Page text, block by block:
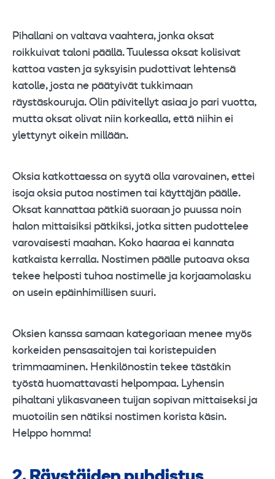
Pihallani on valtava vaahtera, jonka oksat
roikkuivat taloni päällä. Tuulessa oksat kolisivat
kattoa vasten ja syksyisin pudottivat lehtensä
katolle, josta ne päätyivät tukkimaan
räystäskouruja. Olin päivitellyt asiaa jo pari vuotta,
mutta oksat olivat niin korkealla, että niihin ei
ylettynyt oikein millään.
Oksia katkottaessa on syytä olla varovainen, ettei
isoja oksia putoa nostimen tai käyttäjän päälle.
Oksat kannattaa pätkiä suoraan jo puussa noin
halon mittaisiksi pätkiksi, jotka sitten pudottelee
varovaisesti maahan. Koko haaraa ei kannata
katkaista kerralla. Nostimen päälle putoava oksa
tekee helposti tuhoa nostimelle ja korjaamolasku
on usein epäinhimillisen suuri.
Oksien kanssa samaan kategoriaan menee myös
korkeiden pensasaitojen tai koristepuiden
trimmaaminen. Henkilönostin tekee tästäkin
työstä huomattavasti helpompaa. Lyhensin
pihaltani ylikasvaneen tuijan sopivan mittaiseksi ja
muotoilin sen nätiksi nostimen korista käsin.
Helppo homma!